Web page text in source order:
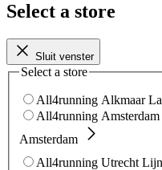
Select a store
Sluit venster
Select a store
All4running Alkmaar
All4running Amsterdam
Amsterdam
All4running Utrecht